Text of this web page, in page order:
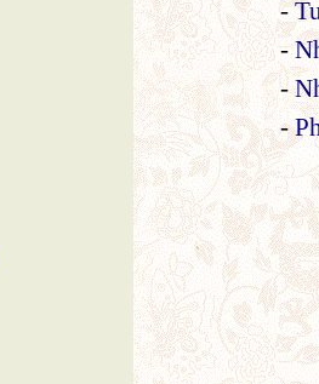
-
-
-
-